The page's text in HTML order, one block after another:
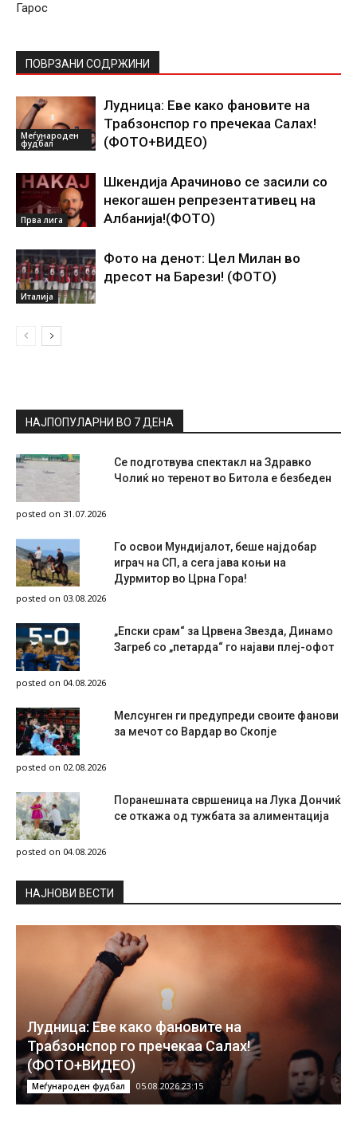
Гарос
ПОВРЗАНИ СОДРЖИНИ
Меѓународен
фудбал
Лудница: Еве како фановите на
Трабзонспор го пречекаа Салах!
(ФОТО+ВИДЕО)
Прва лига
Шкендија Арачиново се засили со
некогашен репрезентативец на
Албанија!(ФОТО)
Италија
Фото на денот: Цел Милан во
дресот на Барези! (ФОТО)
НАЈПОПУЛАРНИ ВО 7 ДЕНА
Се подготвува спектакл на Здравко
Чолиќ но теренот во Битола е безбеден
posted on 31.07.2026
Го освои Мундијалот, беше најдобар
играч на СП, а сега јава коњи на
Дурмитор во Црна Гора!
posted on 03.08.2026
„Епски срам“ за Црвена Звезда, Динамо
Загреб со „петарда“ го најави плеј-офот
posted on 04.08.2026
Мелсунген ги предупреди своите фанови
за мечот со Вардар во Скопје
posted on 02.08.2026
Поранешната свршеница на Лука Дончиќ
се откажа од тужбата за алиментација
posted on 04.08.2026
НAЈНОВИ ВЕСТИ
Лудница: Еве како фановите на
Трабзонспор го пречекаа Салах!
(ФОТО+ВИДЕО)
Меѓународен фудбал 05.08.2026 23:15